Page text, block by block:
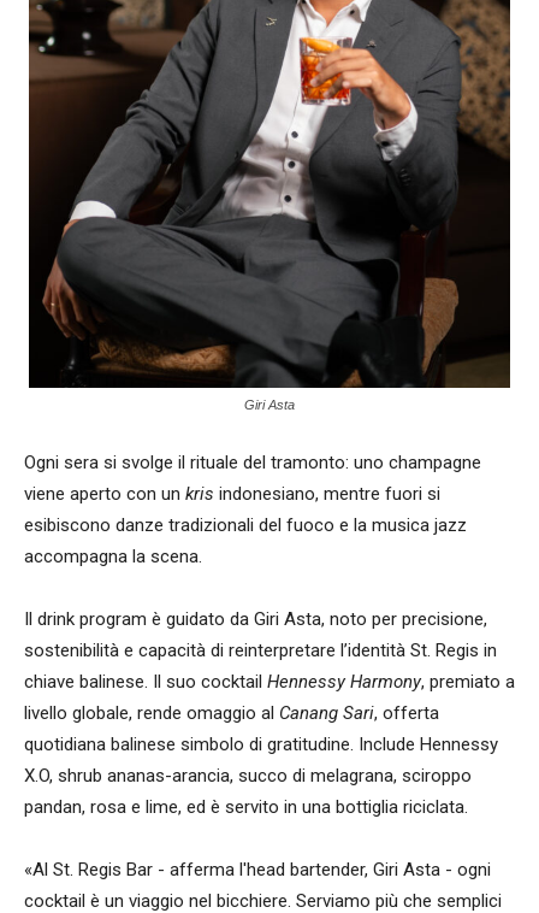
Giri Asta
Ogni sera si svolge il rituale del tramonto: uno champagne
viene aperto con un kris indonesiano, mentre fuori si
esibiscono danze tradizionali del fuoco e la musica jazz
accompagna la scena.
Il drink program è guidato da Giri Asta, noto per precisione,
sostenibilità e capacità di reinterpretare l’identità St. Regis in
chiave balinese. Il suo cocktail Hennessy Harmony, premiato a
livello globale, rende omaggio al Canang Sari, offerta
quotidiana balinese simbolo di gratitudine. Include Hennessy
X.O, shrub ananas-arancia, succo di melagrana, sciroppo
pandan, rosa e lime, ed è servito in una bottiglia riciclata.
«Al St. Regis Bar - afferma l'head bartender, Giri Asta - ogni
cocktail è un viaggio nel bicchiere. Serviamo più che semplici